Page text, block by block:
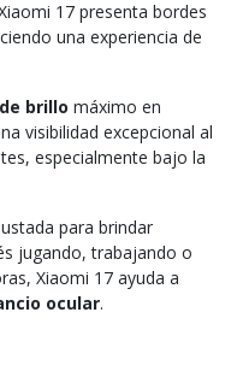
17 presenta bordes
una experiencia de
brillo máximo en
visibilidad excepcional al
especialmente bajo la
para brindar
jugando, trabajando o
Xiaomi 17 ayuda a
ocular.